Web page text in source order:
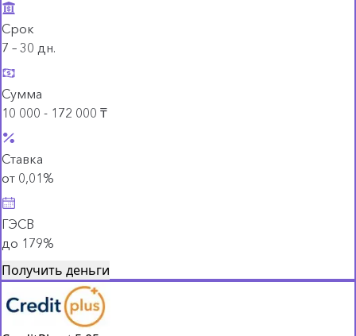
Срок
7 – 30 дн.
Сумма
10 000 - 172 000 ₸
Ставка
от 0,01%
ГЭСВ
до 179%
Получить деньги